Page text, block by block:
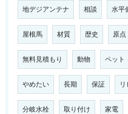
地デジアンテナ 相談 水平
屋根馬 材質 歴史 原点
無料見積もり 動物 ペット
やめたい 長期 保証
分岐水栓 取り付け 家電